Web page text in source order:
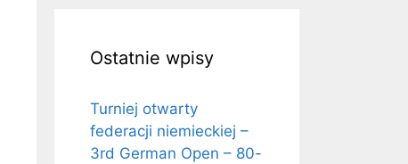
Ostatnie wpisy
Turniej otwarty
federacji niemieckiej –
3rd German Open – 80-